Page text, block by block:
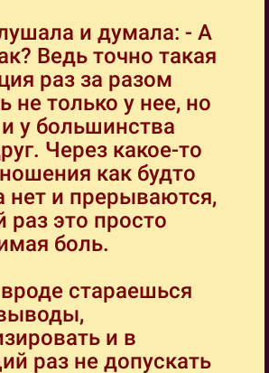
и думала: - А
Ведь точно такая
раз за разом
не только у нее, но
у большинства
Через какое-то
как будто
нет и прерываются,
это просто
боль.
стараешься
и в
раз не допускать